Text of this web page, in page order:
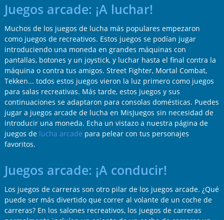
Juegos arcade: ¡A luchar!
Muchos de los juegos de lucha más populares empezaron
como juegos de recreativos. Estos juegos se podían jugar
introduciendo una moneda en grandes máquinas con
pantallas, botones y un joystick, y luchar hasta el final contra la
máquina o contra tus amigos. Street Fighter, Mortal Combat,
Tekken... todos estos juegos vieron la luz primero como juegos
para salas recreativas. Más tarde, estos juegos y sus
continuaciones se adaptaron para consolas domésticas. Puedes
jugar a juegos arcade de lucha en MisJuegos sin necesidad de
introducir una moneda. Echa un vistazo a nuestra página de
juegos de lucha arcade para pelear con tus personajes
favoritos.
Juegos arcade: ¡A conducir!
Los juegos de carreras son otro pilar de los juegos arcade. ¿Qué
puede ser más divertido que correr al volante de un coche de
carreras? En los salones recreativos, los juegos de carreras